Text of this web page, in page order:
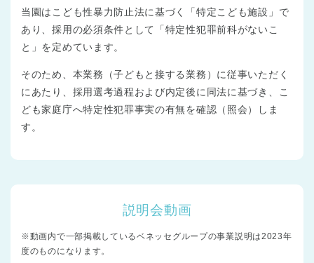
当園はこども性暴力防止法に基づく「特定こども施設」で
あり、採用の必須条件として「特定性犯罪前科がないこ
と」を定めています。
そのため、本業務（子どもと接する業務）に従事いただく
にあたり、採用選考過程および内定後に同法に基づき、こ
ども家庭庁へ特定性犯罪事実の有無を確認（照会）しま
す。
説明会動画
※動画内で一部掲載しているベネッセグループの事業説明は2023年
度のものになります。